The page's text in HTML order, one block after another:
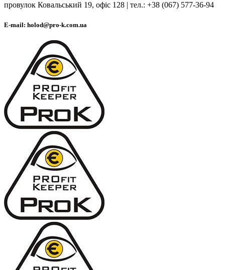
провулок Ковальський 19, офіс 128 | тел.: +38 (067) 577-36-94
E-mail: holod@pro-k.com.ua